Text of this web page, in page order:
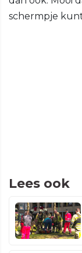
schermpje
Lees ook